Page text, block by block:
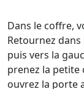
Dans le coffre,
Retournez
puis vers la
prenez la petite
ouvrez la porte